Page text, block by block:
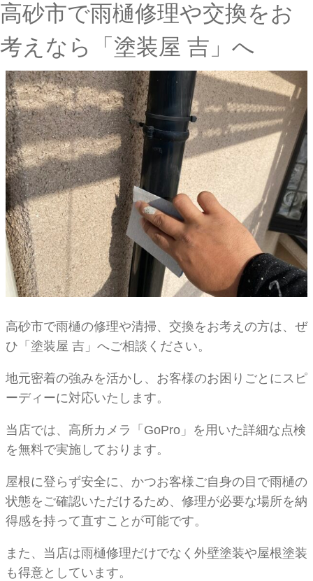
高砂市で雨樋修理や交換をお
考えなら「塗装屋 吉」へ
高砂市で雨樋の修理や清掃、交換をお考えの方は、ぜ
ひ「塗装屋 吉」へご相談ください。
地元密着の強みを活かし、お客様のお困りごとにスピ
ーディーに対応いたします。
当店では、高所カメラ「GoPro」を用いた詳細な点検
を無料で実施しております。
屋根に登らず安全に、かつお客様ご自身の目で雨樋の
状態をご確認いただけるため、修理が必要な場所を納
得感を持って直すことが可能です。
また、当店は雨樋修理だけでなく外壁塗装や屋根塗装
も得意としています。